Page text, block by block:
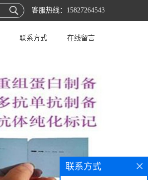
客服热线： 15827264543
联系方式 在线留言
联系方式